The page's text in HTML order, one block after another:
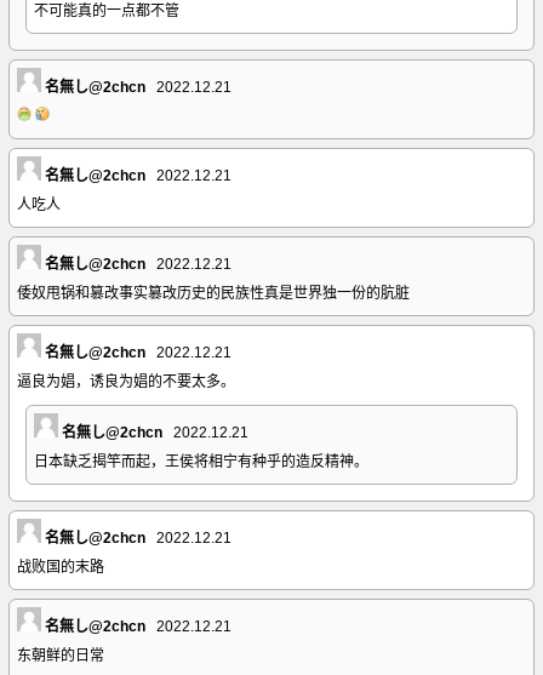
不可能真的一点都不管
名無し@2chcn 2022.12.21
名無し@2chcn
2022.12.21
人吃人
名無し@2chcn
2022.12.21
倭奴甩锅和篡改事实篡改历史的民族性真是世界独一份的肮脏
名無し@2chcn
2022.12.21
逼良为娼，诱良为娼的不要太多。
名無し@2chcn
2022.12.21
日本缺乏揭竿而起，王侯将相宁有种乎的造反精神。
名無し@2chcn
2022.12.21
战败国的末路
名無し@2chcn
2022.12.21
东朝鲜的日常